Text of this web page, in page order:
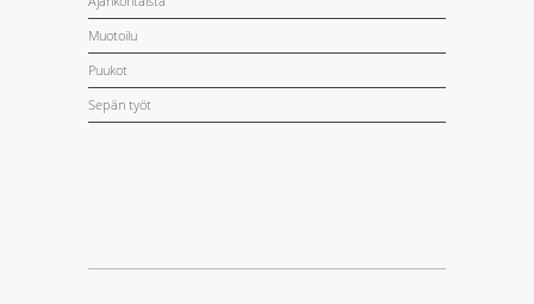
Muotoilu
Puukot
Sepän työt